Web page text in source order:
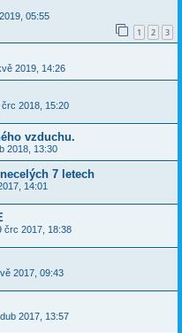
05:55
1 2 3
2019, 14:26
črc 2018, 15:20
vzduchu.
2018, 13:30
7 letech
14:01
črc 2017, 18:38
2017, 09:43
2017, 13:57